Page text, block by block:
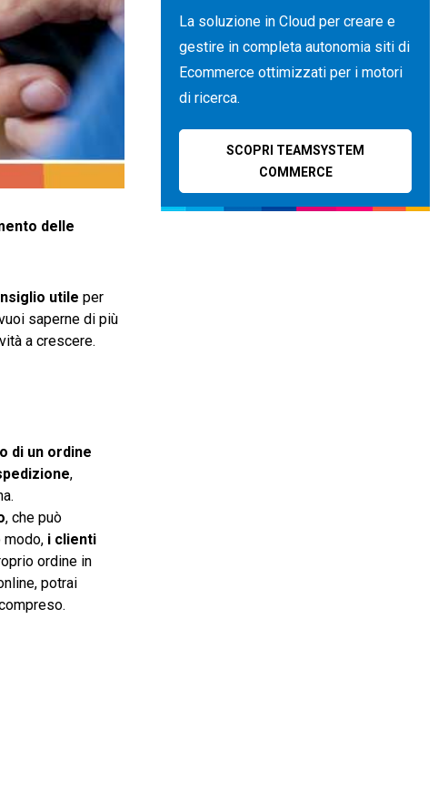
delle
utile per
saperne di più
a crescere.
di un ordine
,
, che può
modo, i clienti
ordine in
potrai
La soluzione in Cloud per creare e
gestire in completa autonomia siti di
Ecommerce ottimizzati per i motori
di ricerca.
SCOPRI TEAMSYSTEM
COMMERCE